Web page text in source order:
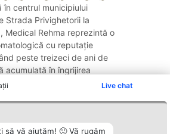
Live chat
să vă ajutăm! 🙂 Vă rugăm
în centrul municipiului
Strada Privighetorii la
Medical Rehma reprezintă o
cu reputație
peste treizeci de ani de
acumulată în îngrijirea
Unitatea ...